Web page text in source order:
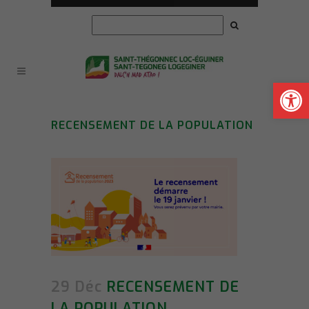
Ouvrir
RECENSEMENT DE LA POPULATION
29 Déc RECENSEMENT DE